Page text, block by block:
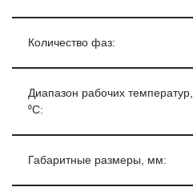
Количество фаз:
Диапазон рабочих температур,
⁰С:
Габаритные размеры, мм: